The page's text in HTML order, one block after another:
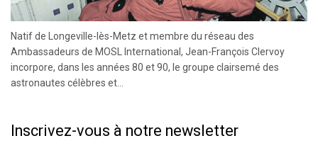
Natif de Longeville-lès-Metz et membre du réseau des
Ambassadeurs de MOSL International, Jean-François Clervoy
incorpore, dans les années 80 et 90, le groupe clairsemé des
astronautes célèbres et...
Inscrivez-vous à notre newsletter